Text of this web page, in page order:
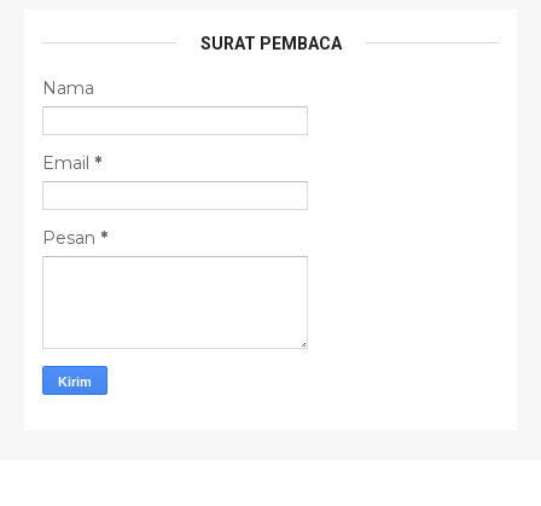
SURAT PEMBACA
Nama
Email *
Pesan *